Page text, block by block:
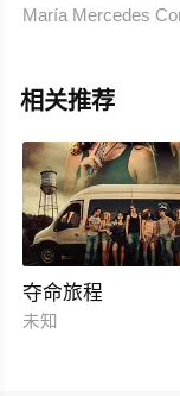
María Mercedes
相关推荐
夺命旅程
未知